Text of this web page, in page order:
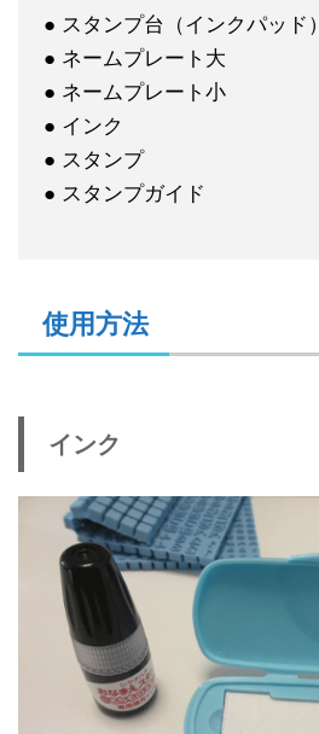
● スタンプ台（インクパッド）
● ネームプレート大
● ネームプレート小
● インク
● スタンプ
● スタンプガイド
使用方法
インク